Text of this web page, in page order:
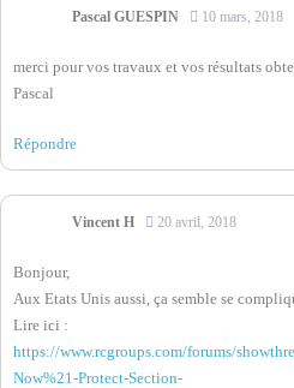
Pascal GUESPIN 10 mars, 2018
merci pour vos travaux et vos résultats
Pascal
Répondre
Vincent H 20 avril, 2018
Bonjour,
Aux Etats Unis aussi, ça semble se
Lire ici :
https://www.rcgroups.com/forums/
Now%21-Protect-Section-